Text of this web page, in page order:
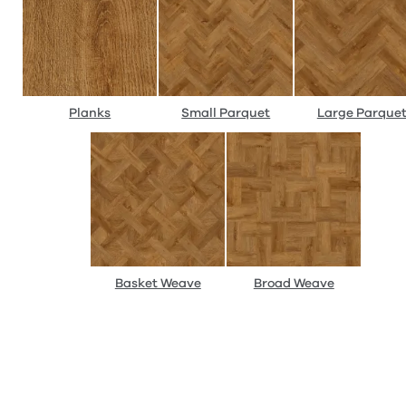
Planks Small Parquet Large Parquet
Basket Weave Broad Weave